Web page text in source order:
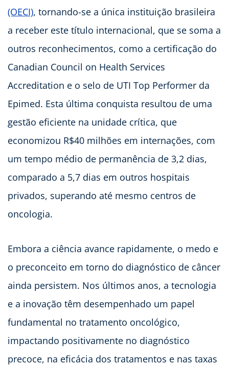
(OECI), tornando-se a única instituição brasileira
a receber este título internacional, que se soma a
outros reconhecimentos, como a certificação do
Canadian Council on Health Services
Accreditation e o selo de UTI Top Performer da
Epimed. Esta última conquista resultou de uma
gestão eficiente na unidade crítica, que
economizou R$40 milhões em internações, com
um tempo médio de permanência de 3,2 dias,
comparado a 5,7 dias em outros hospitais
privados, superando até mesmo centros de
oncologia.
Embora a ciência avance rapidamente, o medo e
o preconceito em torno do diagnóstico de câncer
ainda persistem. Nos últimos anos, a tecnologia
e a inovação têm desempenhado um papel
fundamental no tratamento oncológico,
impactando positivamente no diagnóstico
precoce, na eficácia dos tratamentos e nas taxas